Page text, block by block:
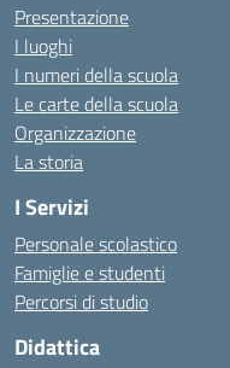
Presentazione
I luoghi
I numeri della scuola
Le carte della scuola
Organizzazione
La storia
I Servizi
Personale scolastico
Famiglie e studenti
Percorsi di studio
Didattica